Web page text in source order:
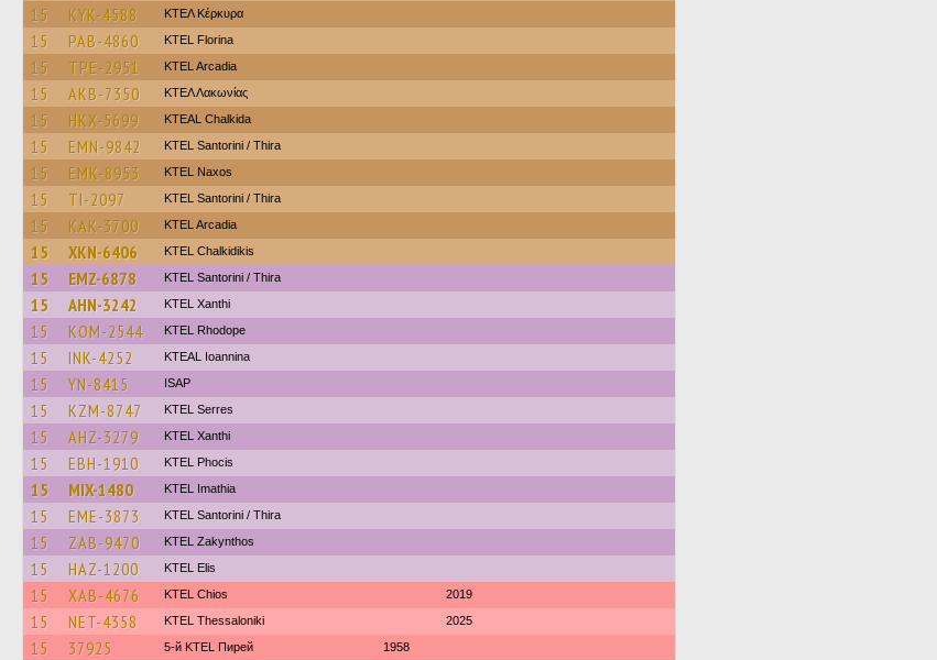
15 KYK-4588 ΚΤΕΛ Κέρκυρα
15 PAB-4860 KTEL Florina
15 TPE-2951 KTEL Arcadia
15 AKB-7350 ΚΤΕΛ Λακωνίας
15 HKX-5699 KTEAL Chalkida
15 EMN-9842 KTEL Santorini / Thira
15 EMK-8953 KTEL Naxos
15 TI-2097 KTEL Santorini / Thira
15 KAK-3700 KTEL Arcadia
15 XKN-6406 ΚΤΕL Chalkidikis
15 EMZ-6878 KTEL Santorini / Thira
15 AHN-3242 KTEL Xanthi
15 KOM-2544 KTEL Rhodope
15 INK-4252 KTEAL Ioannina
15 YN-8415 ISAP
15 KZM-8747 KTEL Serres
15 AHZ-3279 KTEL Xanthi
15 EBH-1910 ΚΤΕL Phocis
15 MIX-1480 KTEL Imathia
15 EME-3873 KTEL Santorini / Thira
15 ZAB-9470 KTEL Zakynthos
15 HAZ-1200 KTEL Elis
15 XAB-4676 KTEL Chios 2019
15 NET-4358 KTEL Thessaloniki 2025
15 37925 5-й KTEL Пирей 1958